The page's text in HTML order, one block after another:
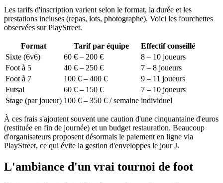
Les tarifs d'inscription varient selon le format, la durée et les
prestations incluses (repas, lots, photographe). Voici les fourchettes
observées sur PlayStreet.
Format Tarif par équipe
Effectif conseillé
Sixte (6v6)
60 € – 200 €
8 – 10 joueurs
Foot à 5
40 € – 250 €
7 – 8 joueurs
Foot à 7
100 € – 400 €
9 – 11 joueurs
Futsal
60 € – 150 €
7 – 10 joueurs
Stage (par joueur) 100 € – 350 € / semaine individuel
À ces frais s'ajoutent souvent une caution d'une cinquantaine d'euros
(restituée en fin de journée) et un budget restauration. Beaucoup
d'organisateurs proposent désormais le paiement en ligne via
PlayStreet, ce qui évite la gestion d'enveloppes le jour J.
L'ambiance d'un vrai tournoi de foot